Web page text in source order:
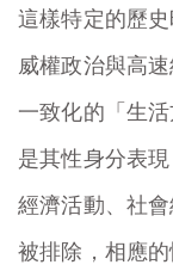
這樣特定的歷
威權政治與高
一致化的「生
是其性身分表
經濟活動、社
被排除，相應